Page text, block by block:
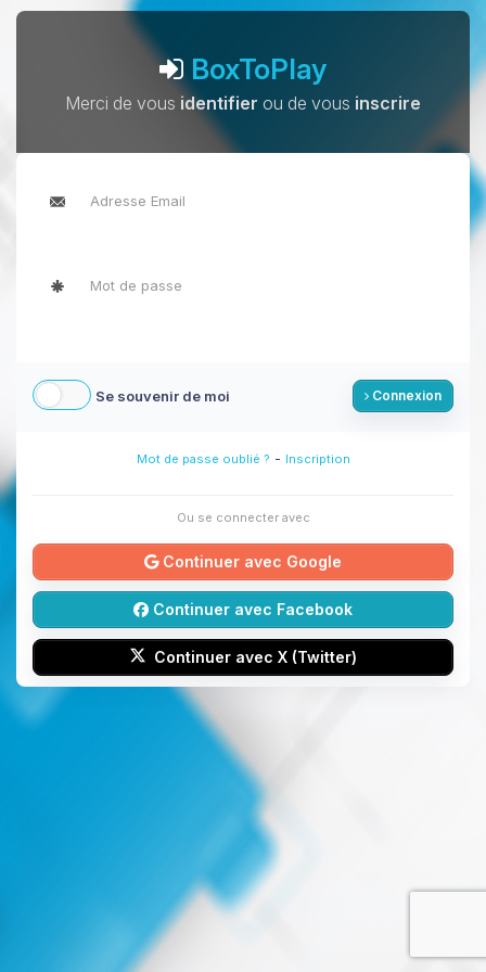
BoxToPlay
Merci de vous identifier ou de vous inscrire
Se souvenir de moi Connexion
Mot de passe oublié ? - Inscription
Ou se connecter avec
Continuer avec Google
Continuer avec Facebook
Continuer avec X (Twitter)